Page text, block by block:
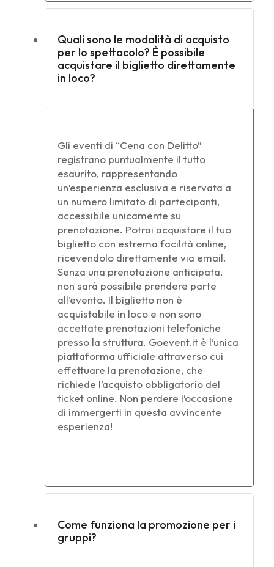
Quali sono le modalità di acquisto
per lo spettacolo? È possibile
acquistare il biglietto direttamente
in loco?
Gli eventi di “Cena con Delitto”
registrano puntualmente il tutto
esaurito, rappresentando
un’esperienza esclusiva e riservata a
un numero limitato di partecipanti,
accessibile unicamente su
prenotazione. Potrai acquistare il tuo
biglietto con estrema facilità online,
ricevendolo direttamente via email.
Senza una prenotazione anticipata,
non sarà possibile prendere parte
all’evento. Il biglietto non è
acquistabile in loco e non sono
accettate prenotazioni telefoniche
presso la struttura. Goevent.it è l’unica
piattaforma ufficiale attraverso cui
effettuare la prenotazione, che
richiede l’acquisto obbligatorio del
ticket online. Non perdere l’occasione
di immergerti in questa avvincente
esperienza!
Come funziona la promozione per i
gruppi?